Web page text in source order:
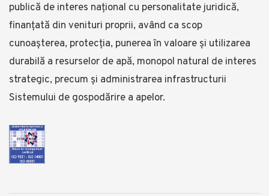
publică de interes național cu personalitate juridică,
finanțată din venituri proprii, având ca scop
cunoașterea, protecția, punerea în valoare și utilizarea
durabilă a resurselor de apă, monopol natural de interes
strategic, precum și administrarea infrastructurii
Sistemului de gospodărire a apelor.